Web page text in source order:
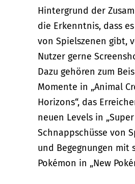
Hintergrund der
die Erkenntnis, dass
von Spielszenen gibt,
Nutzer gerne
Dazu gehören zum
Momente in „Animal
Horizons“, das
neuen Levels in
Schnappschüsse von
und Begegnungen mit
Pokémon in „New